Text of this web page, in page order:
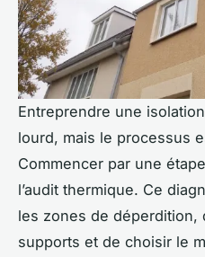
Entreprendre une
lourd, mais le processus
Commencer par une
l’audit thermique. Ce
les zones de déperdition,
supports et de choisir le